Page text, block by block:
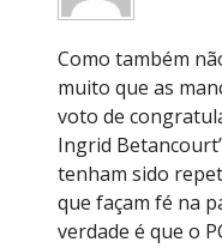
Como também
muito que as
voto de
Ingrid
tenham sido
que façam fé na
verdade é que o